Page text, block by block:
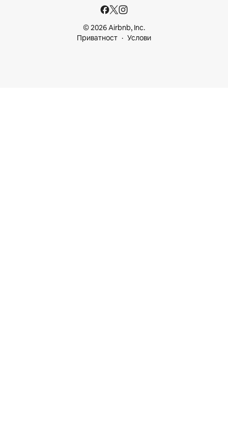
© 2026 Airbnb, Inc.
Приватност
Услови